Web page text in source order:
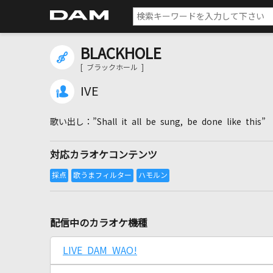
BLACKHOLE
[ ブラックホール ]
IVE
”Shall it all be sung, be done like this”
対応カラオケコンテンツ
配信中のカラオケ機種
LIVE DAM WAO!